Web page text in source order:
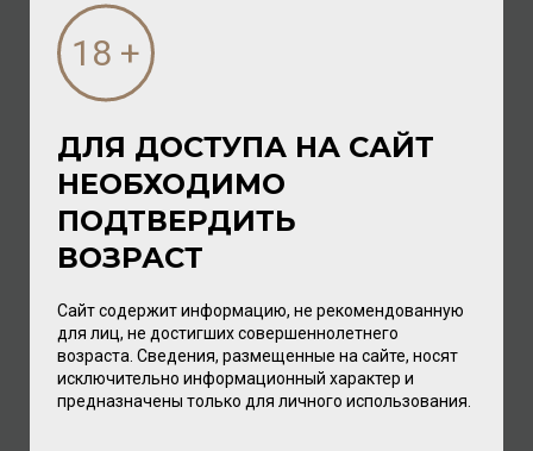
Olivier Ravoire Cote-Rotie AOP 2015 13,5% 0,75л
Вино / красное
ДЛЯ ДОСТУПА НА САЙТ
НЕОБХОДИМО
ПОДТВЕРДИТЬ
ВОЗРАСТ
Сайт содержит информацию, не рекомендованную
для лиц, не достигших совершеннолетнего
возраста. Сведения, размещенные на сайте, носят
исключительно информационный характер и
предназначены только для личного использования.